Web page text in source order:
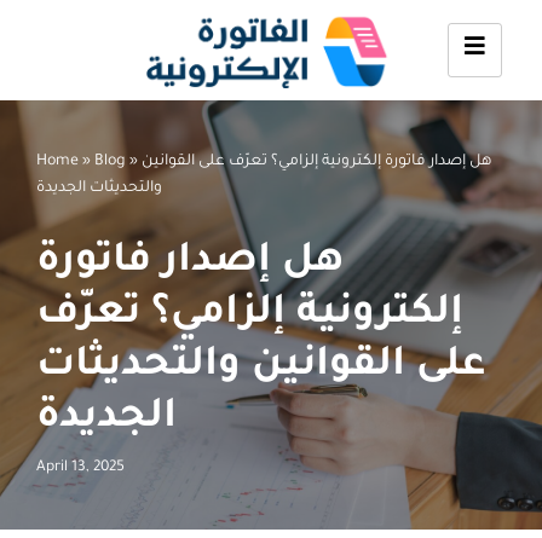
Home » Blog » هل إصدار فاتورة إلكترونية إلزامي؟ تعرّف على القوانين
والتحديثات الجديدة
هل إصدار فاتورة
إلكترونية إلزامي؟ تعرّف
على القوانين والتحديثات
الجديدة
April 13, 2025